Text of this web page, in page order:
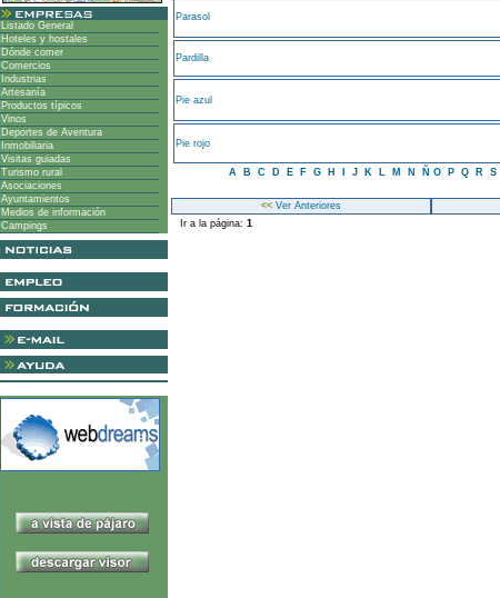
Listado General
Hoteles y hostales
Dónde comer
Comercios
Industrias
Artesanía
Productos típicos
Vinos
Deportes de Aventura
Inmobiliaria
Visitas guiadas
Turismo rural
Asociaciones
Ayuntamientos
Medios de información
Campings
Parasol
Pardilla
Pie azul
Pie rojo
A B C D E F G H J K L M N Ñ O P Q R S
<<Ver Anteriores
Ir a la página: 1